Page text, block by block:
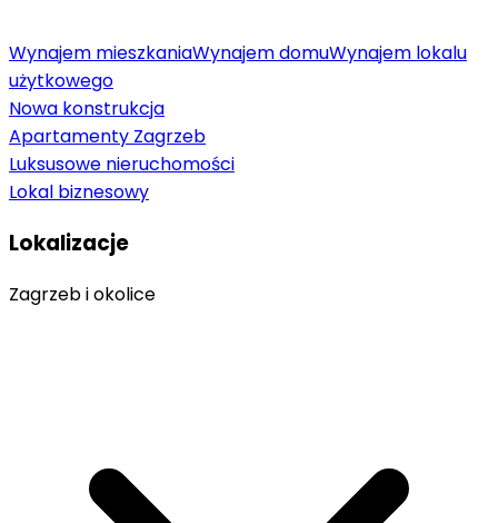
Wynajem mieszkaniaWynajem domuWynajem lokalu
użytkowego
Nowa konstrukcja
Apartamenty Zagrzeb
Luksusowe nieruchomości
Lokal biznesowy
Lokalizacje
Zagrzeb i okolice